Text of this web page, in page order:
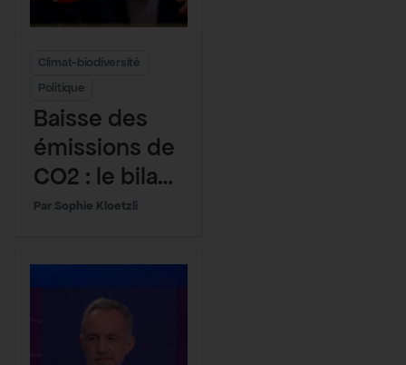
Climat-biodiversité
Politique
Baisse des
émissions de
CO2 : le bilan
catastrophiqu
en 2025
Sophie Kloetzli